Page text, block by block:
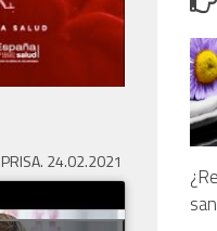
24.02.2021